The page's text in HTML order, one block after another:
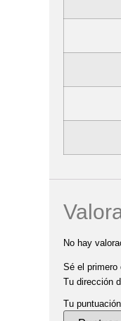
No hay
Sé el primero
Tu dirección
Tu puntuación